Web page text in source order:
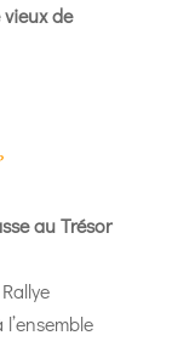
vieux de
au Trésor